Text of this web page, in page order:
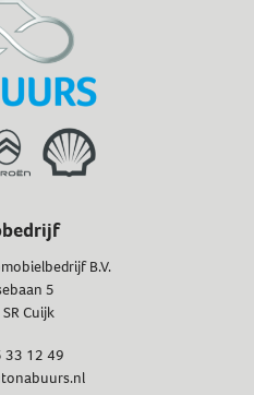
B.V.
5
Cuijk
33 12 49